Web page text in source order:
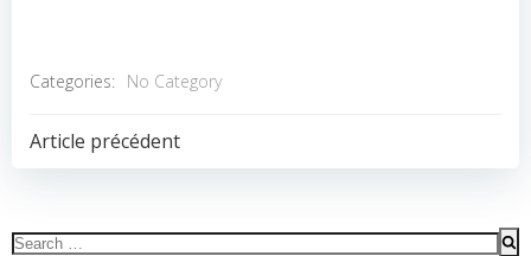
Categories: No Category
POST
Article précédent
Search